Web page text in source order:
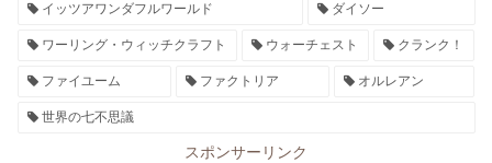
イッツアワンダフルワールド ダイソー
ワーリング・ウィッチクラフト ウォーチェスト クランク！
ファイユーム ファクトリア オルレアン
世界の七不思議
スポンサーリンク